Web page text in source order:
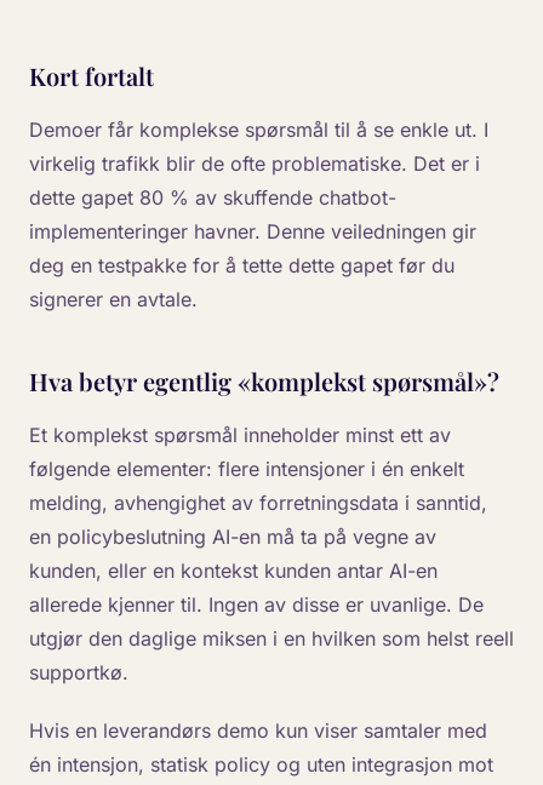
Kort fortalt
Demoer får komplekse spørsmål til å se enkle ut. I
virkelig trafikk blir de ofte problematiske. Det er i
dette gapet 80 % av skuffende chatbot-
implementeringer havner. Denne veiledningen gir
deg en testpakke for å tette dette gapet før du
signerer en avtale.
Hva betyr egentlig «komplekst spørsmål»?
Et komplekst spørsmål inneholder minst ett av
følgende elementer: flere intensjoner i én enkelt
melding, avhengighet av forretningsdata i sanntid,
en policybeslutning AI-en må ta på vegne av
kunden, eller en kontekst kunden antar AI-en
allerede kjenner til. Ingen av disse er uvanlige. De
utgjør den daglige miksen i en hvilken som helst reell
supportkø.
Hvis en leverandørs demo kun viser samtaler med
én intensjon, statisk policy og uten integrasjon mot